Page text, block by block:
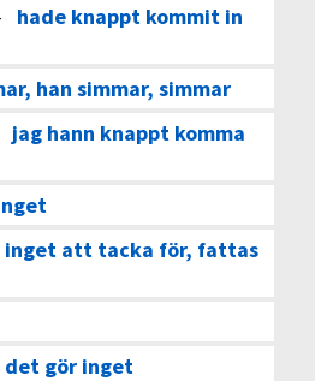
hade knappt kommit in
han simmar, simmar
jag hann knappt komma
inget att tacka för, fattas
det gör inget